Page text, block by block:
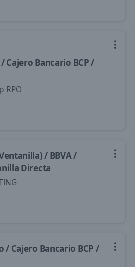
Cajero Bancario BCP /
RPO
/ BBVA /
Directa
/ Cajero Bancario BCP /